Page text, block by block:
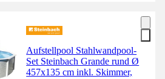
Aufstellpool Stahlwandpool-
Set Steinbach Grande rund Ø
457x135 cm inkl. Skimmer,